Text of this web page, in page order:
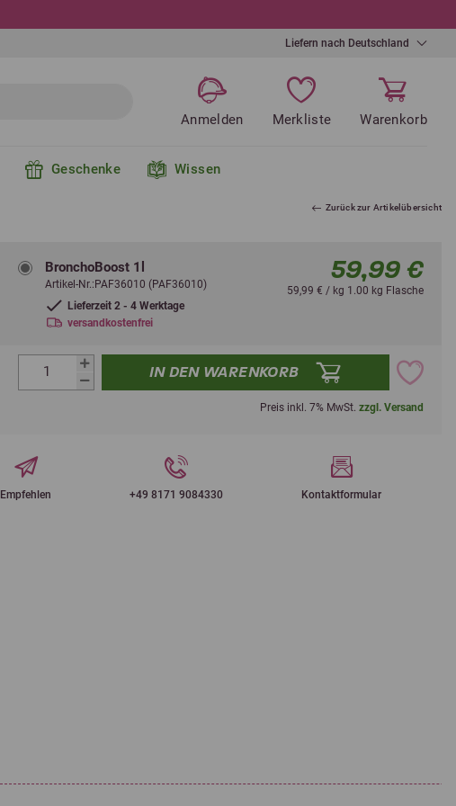
Liefern nach Deutschland
Anmelden Merkliste Warenkorb
Geschenke Wissen
Zurück zur Artikelübersicht
BronchoBoost 1l
Artikel-Nr.:PAF36010 (PAF36010)
Lieferzeit 2 - 4 Werktage
versandkostenfrei
59,99 €
59,99 € / kg 1.00 kg Flasche
IN DEN WARENKORB
Preis inkl. 7% MwSt. zzgl. Versand
Empfehlen +49 8171 9084330 Kontaktformular